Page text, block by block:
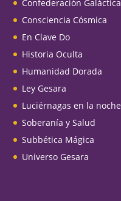
Confederación Galáctica
Consciencia Cósmica
En Clave Do
Historia Oculta
Humanidad Dorada
Ley Gesara
Luciérnagas en la noche
Soberanía y Salud
Subbética Mágica
Universo Gesara